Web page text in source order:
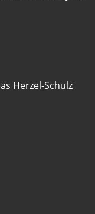
Herzel-Schulz